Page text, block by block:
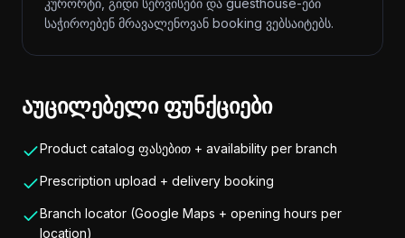
კურორტი, გიდი სერვისები და guesthouse-ები
საჭიროებენ მრავალენოვან booking ვებსაიტებს.
აუცილებელი ფუნქციები
Product catalog ფასებით + availability per branch
Prescription upload + delivery booking
Branch locator (Google Maps + opening hours per
location)